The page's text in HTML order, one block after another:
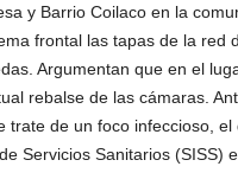
y Barrio Coilaco en la
frontal las tapas de la red
Argumentan que en el
rebalse de las cámaras.
de un foco infeccioso,
Servicios Sanitarios (SISS)